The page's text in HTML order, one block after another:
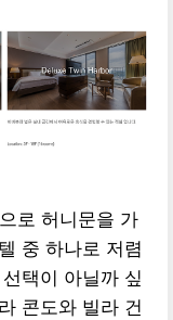
로 허니문을 가
중 하나로 저렴
택이 아닐까 싶
콘도와 빌라 건